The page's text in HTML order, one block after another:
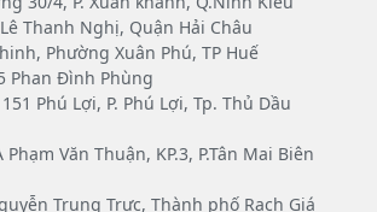
Thanh Nghị, Quận Hải Châu
Phường Xuân Phú, TP Huế
Phan Đình Phùng
Phú Lợi, P. Phú Lợi, Tp. Thủ Dầu
Phạm Văn Thuận, KP.3, P.Tân Mai Biên
Trung Trực, Thành phố Rạch Giá